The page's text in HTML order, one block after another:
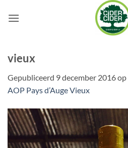
naar
vieux
Gepubliceerd 9 december 2016op
AOP Pays d’Auge Vieux